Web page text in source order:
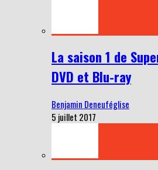
La saison 1 de
DVD et Blu-ray
Benjamin Deneuféglise
5 juillet 2017